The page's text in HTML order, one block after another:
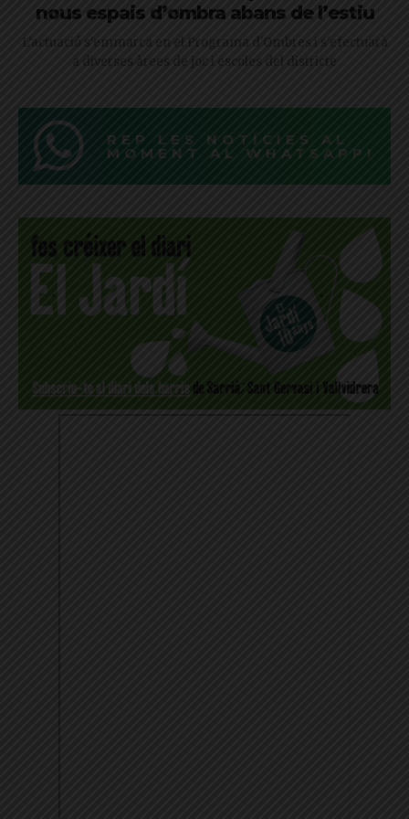
nous espais d’ombra abans de l’estiu
L'actuació s'emmarca en el Programa d'Ombres i s'efectuarà
a diverses àrees de joc i escoles del districte
REP LES NOTÍCIES AL
MOMENT AL WHATSAPP!